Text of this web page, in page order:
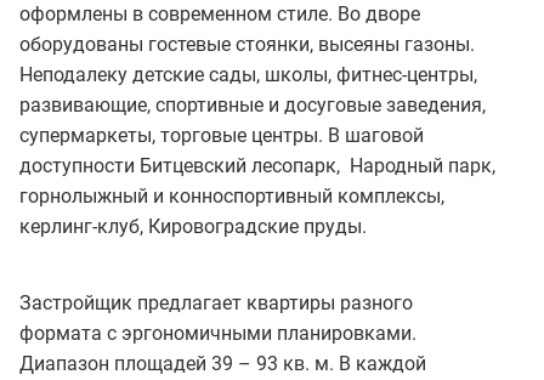
оформлены в современном стиле. Во дворе
оборудованы гостевые стоянки, высеяны газоны.
Неподалеку детские сады, школы, фитнес-центры,
развивающие, спортивные и досуговые заведения,
супермаркеты, торговые центры. В шаговой
доступности Битцевский лесопарк, Народный парк,
горнолыжный и конноспортивный комплексы,
керлинг-клуб, Кировоградские пруды.
Застройщик предлагает квартиры разного
формата с эргономичными планировками.
Диапазон площадей 39 – 93 кв. м. В каждой